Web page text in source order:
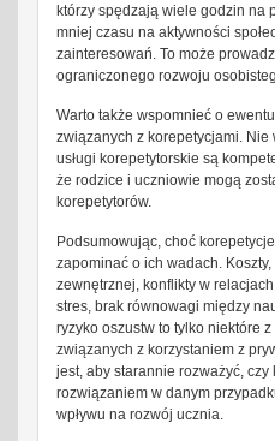
którzy spędzają wiele godzin na
mniej czasu na aktywności
zainteresowań. To może
ograniczonego rozwoju
Warto także wspomnieć o
związanych z korepetycjami. Nie
usługi korepetytorskie są
że rodzice i uczniowie mogą
korepetytorów.
Podsumowując, choć
zapominać o ich wadach.
zewnętrznej, konflikty w
stres, brak równowagi między
ryzyko oszustw to tylko niektóre
związanych z korzystaniem z
jest, aby starannie rozważyć,
rozwiązaniem w danym
wpływu na rozwój ucznia.